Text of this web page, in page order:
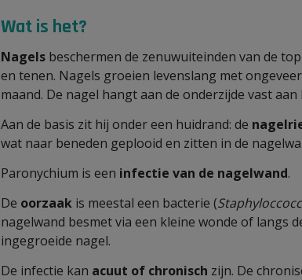
Wat is het?
Nagels beschermen de zenuwuiteinden van de
en tenen. Nagels groeien levenslang met
maand. De nagel hangt aan de onderzijde vast aan
Aan de basis zit hij onder een huidrand: de
wat naar beneden geplooid en zitten in de
Paronychium is een infectie van de nagelwand.
De oorzaak is meestal een bacterie (
nagelwand besmet via een kleine wonde of langs
ingegroeide nagel.
De infectie kan acuut of chronisch zijn. De